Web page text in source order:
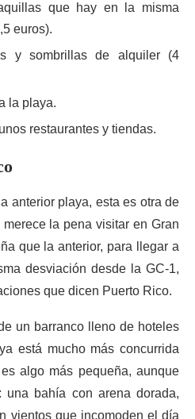
que hay en la misma
euros).
y sombrillas de alquiler (4
la playa.
restaurantes y tiendas.
anterior playa, esta es otra de
la pena visitar en Gran
que la anterior, para llegar a
desviación desde la GC-1,
que dicen Puerto Rico.
un barranco lleno de hoteles
está mucho más concurrida
algo más pequeña, aunque
una bahía con arena dorada,
vientos que incomoden el día